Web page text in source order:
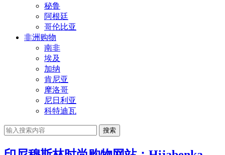
秘鲁
阿根廷
哥伦比亚
非洲购物
南非
埃及
加纳
肯尼亚
摩洛哥
尼日利亚
科特迪瓦
搜索